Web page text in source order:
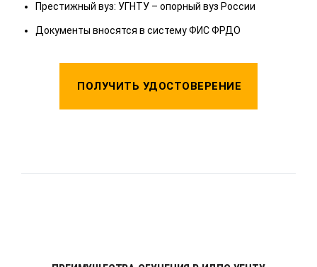
Престижный вуз: УГНТУ – опорный вуз России
Документы вносятся в систему ФИС ФРДО
ПОЛУЧИТЬ УДОСТОВЕРЕНИЕ